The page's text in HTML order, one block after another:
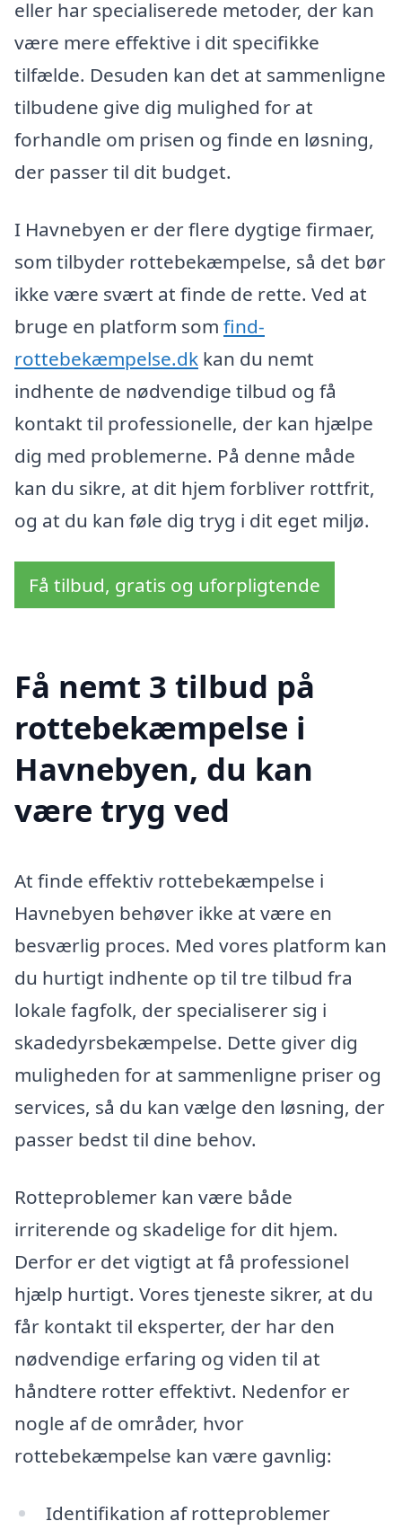
eller har specialiserede metoder, der kan
være mere effektive i dit specifikke
tilfælde. Desuden kan det at sammenligne
tilbudene give dig mulighed for at
forhandle om prisen og finde en løsning,
der passer til dit budget.
I Havnebyen er der flere dygtige firmaer,
som tilbyder rottebekæmpelse, så det bør
ikke være svært at finde de rette. Ved at
bruge en platform som find-
rottebekæmpelse.dk kan du nemt
indhente de nødvendige tilbud og få
kontakt til professionelle, der kan hjælpe
dig med problemerne. På denne måde
kan du sikre, at dit hjem forbliver rottfrit,
og at du kan føle dig tryg i dit eget miljø.
Få tilbud, gratis og uforpligtende
Få nemt 3 tilbud på
rottebekæmpelse i
Havnebyen, du kan
være tryg ved
At finde effektiv rottebekæmpelse i
Havnebyen behøver ikke at være en
besværlig proces. Med vores platform kan
du hurtigt indhente op til tre tilbud fra
lokale fagfolk, der specialiserer sig i
skadedyrsbekæmpelse. Dette giver dig
muligheden for at sammenligne priser og
services, så du kan vælge den løsning, der
passer bedst til dine behov.
Rotteproblemer kan være både
irriterende og skadelige for dit hjem.
Derfor er det vigtigt at få professionel
hjælp hurtigt. Vores tjeneste sikrer, at du
får kontakt til eksperter, der har den
nødvendige erfaring og viden til at
håndtere rotter effektivt. Nedenfor er
nogle af de områder, hvor
rottebekæmpelse kan være gavnlig:
Identifikation af rotteproblemer